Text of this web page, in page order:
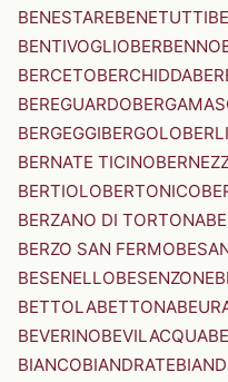
BENESTAREBENETUTTI
BENTIVOGLIOBERBENNO
BERCETOBERCHIDDA
BEREGUARDO
BERGEGGIBERGOLO
BERNATE TICINO
BERTIOLOBERTONICO
BERZANO DI TORTONA
BERZO SAN FERMO
BESENELLOBESENZONE
BETTOLABETTONA
BEVERINOBEVILACQUA
BIANCOBIANDRATE